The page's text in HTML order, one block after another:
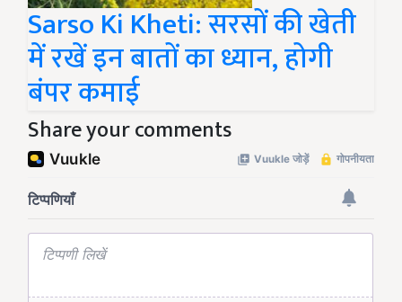
Sarso Ki Kheti: सरसों की खेती
में रखें इन बातों का ध्यान, होगी
बंपर कमाई
Share your comments